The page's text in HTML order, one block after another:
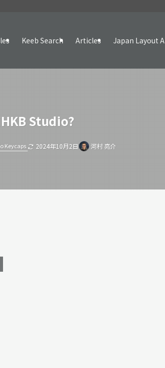
Keeb Search Articles Japan Layout
Studio?
Keycaps 2024年10月2日 河村 亮介